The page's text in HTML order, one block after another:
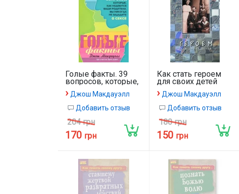
Голые факты. 39
вопросов, которые,
как надеются ваши
родители, вы
никогда не
зададите о сексе
› Джош Макдауэлл
Добавить отзыв
204 грн
170 грн
Как стать героем
для своих детей
› Джош Макдауэлл
Добавить отзыв
180 грн
150 грн